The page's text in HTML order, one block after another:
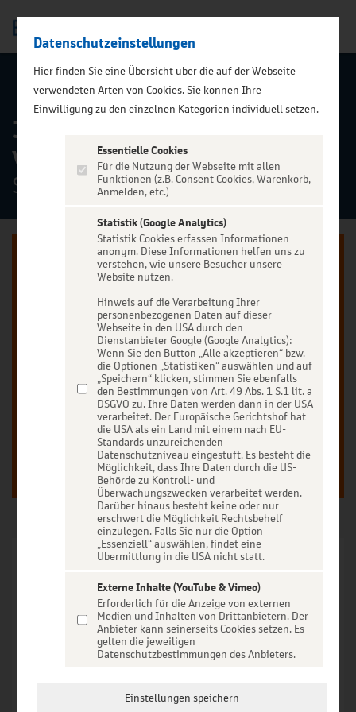
ALLE TERMINE
JULIAN SOMMER - Endlich
wieder Sommer Tour 2028
Stadthalle Magdeburg, Magdeburg
Jetzt anmelden oder registrieren
Unser Ticketverkauf ist exklusiv für Kunden der
BBBanken vorbehalten.
Anmelden Registrieren
Ticket-Hotline
Für Ihre telefonischen Ticketbestellungen kontaktieren Sie
+49(0)211 778 4411 *
Datenschutzeinstellungen
Hier finden Sie eine Übersicht über die auf der Webseite
verwendeten Arten von Cookies. Sie können Ihre
Einwilligung zu den einzelnen Kategorien individuell setzen.
Essentielle Cookies
Für die Nutzung der Webseite mit allen
Funktionen (z.B. Consent Cookies, Warenkorb,
Anmelden, etc.)
Statistik (Google Analytics)
Statistik Cookies erfassen Informationen
anonym. Diese Informationen helfen uns zu
verstehen, wie unsere Besucher unsere
Website nutzen.
Hinweis auf die Verarbeitung Ihrer
personenbezogenen Daten auf dieser
Webseite in den USA durch den
Dienstanbieter Google (Google Analytics):
Wenn Sie den Button „Alle akzeptieren“ bzw.
die Optionen „Statistiken“ auswählen und auf
„Speichern“ klicken, stimmen Sie ebenfalls
den Bestimmungen von Art. 49 Abs. 1 S.1 lit. a
DSGVO zu. Ihre Daten werden dann in der USA
verarbeitet. Der Europäische Gerichtshof hat
die USA als ein Land mit einem nach EU-
Standards unzureichenden
Datenschutzniveau eingestuft. Es besteht die
Möglichkeit, dass Ihre Daten durch die US-
Behörde zu Kontroll- und
Überwachungszwecken verarbeitet werden.
Darüber hinaus besteht keine oder nur
erschwert die Möglichkeit Rechtsbehelf
einzulegen. Falls Sie nur die Option
„Essenziell“ auswählen, findet eine
Übermittlung in die USA nicht statt.
Externe Inhalte (YouTube & Vimeo)
Erforderlich für die Anzeige von externen
Medien und Inhalten von Drittanbietern. Der
Anbieter kann seinerseits Cookies setzen. Es
gelten die jeweiligen
Datenschutzbestimmungen des Anbieters.
Einstellungen speichern